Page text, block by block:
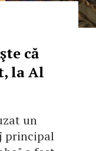
că
la Al
un
principal